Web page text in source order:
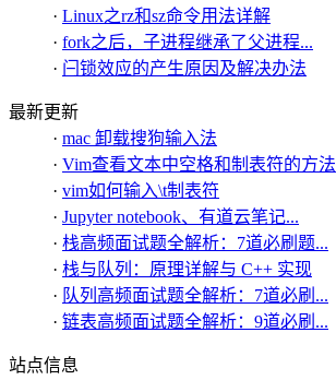
· Linux之rz和sz命令用法详解
· fork之后，子进程继承了父进程...
· 闩锁效应的产生原因及解决办法
最新更新
· mac 卸载搜狗输入法
· Vim查看文本中空格和制表符的方法
· vim如何输入\t制表符
· Jupyter notebook、有道云笔记...
· 栈高频面试题全解析：7道必刷题...
· 栈与队列：原理详解与 C++ 实现
· 队列高频面试题全解析：7道必刷...
· 链表高频面试题全解析：9道必刷...
站点信息